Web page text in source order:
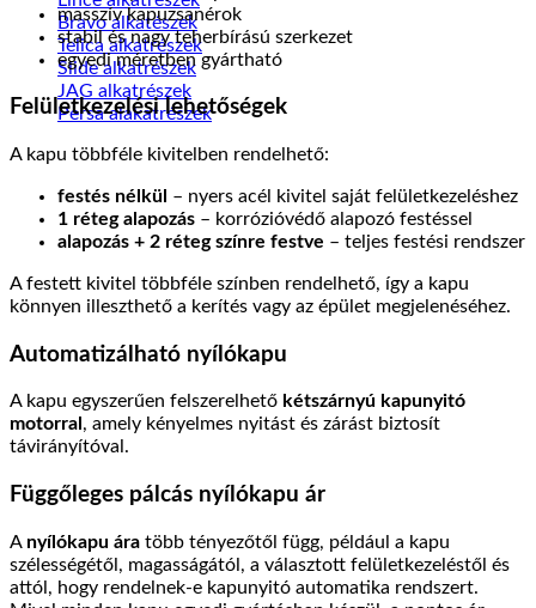
Bravo alkatészek
Telica alkatrészek
Slide alkatrészek
JAG alkatrészek
Persa alakatrészek
masszív kapuzsanérok
stabil és nagy teherbírású szerkezet
egyedi méretben gyártható
Felületkezelési lehetőségek
A kapu többféle kivitelben rendelhető:
festés nélkül
– nyers acél kivitel saját felületkezeléshez
1 réteg alapozás – korrózióvédő alapozó festéssel
alapozás + 2 réteg színre festve – teljes festési rendszer
A festett kivitel többféle színben rendelhető, így a kapu
könnyen illeszthető a kerítés vagy az épület megjelenéséhez.
Automatizálható nyílókapu
A kapu egyszerűen felszerelhető kétszárnyú kapunyitó
motorral , amely kényelmes nyitást és zárást biztosít
távirányítóval.
Függőleges pálcás nyílókapu ár
A nyílókapu ára több tényezőtől függ, például a kapu
szélességétől, magasságától, a választott felületkezeléstől és
attól, hogy rendelnek-e kapunyitó automatika rendszert.